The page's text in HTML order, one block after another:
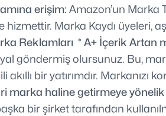
erişim: Amazon’un Marka
Marka Kaydı üyeleri,
Reklamları * A+ İçerik Artan
göndermiş olursunuz. Bu,
bir yatırımdır. Markanızı
marka haline getirmeye yönelik
bir şirket tarafından